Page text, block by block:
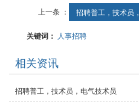
上一条 ： 招聘普工，技术员
关键词： 人事招聘
相关资讯
招聘普工，技术员，电气技术员